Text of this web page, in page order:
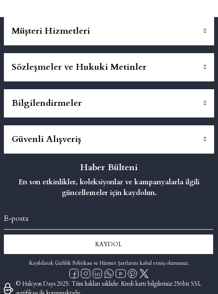
Müşteri Hizmetleri
Sözleşmeler ve Hukuki Metinler
Bilgilendirmeler
Güvenli Alışveriş
Haber Bülteni
En son etkinlikler, koleksiyonlar ve kampanyalarla ilgili
güncellemeler için kaydolun.
KAYDOL
Kaydolarak Gizlilik Politikası ve Hizmet Şartlarını kabul etmiş olursunuz.
© Halcyon Days 2025. Tüm hakları saklıdır. Kredi kartı bilgileriniz 256bit SSL